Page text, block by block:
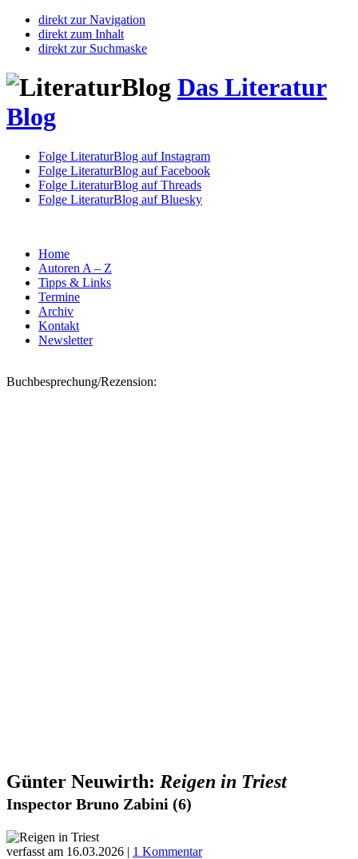
direkt zur Navigation
direkt zum Inhalt
direkt zur Suchmaske
Das Literatur
Blog
Folge LiteraturBlog auf Instagram
Folge LiteraturBlog auf Facebook
Folge LiteraturBlog auf Threads
Folge LiteraturBlog auf Bluesky
Home
Autoren A – Z
Tipps & Links
Termine
Archiv
Kontakt
Newsletter
Buchbesprechung/Rezension:
Günter Neuwirth: Reigen in Triest
Inspector Bruno Zabini (6)
verfasst am 16.03.2026 | 1 Kommentar